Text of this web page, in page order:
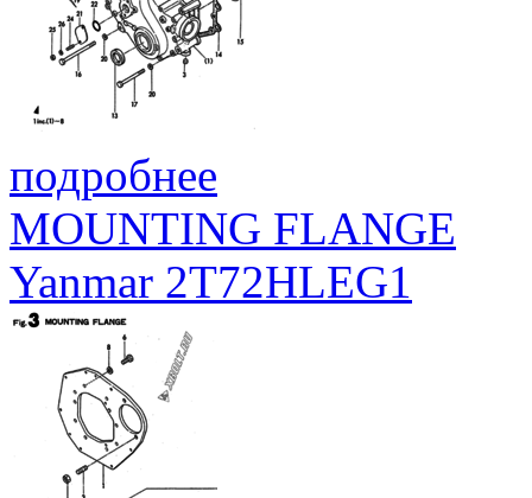
22117-060000 ШАЙБА, 6
WASHER, 6
22217-060000 ПРУЖИННАЯ ШАЙБА 6
WASHER, SPRING 6
подробнее
MOUNTING FLANGE
Yanmar 2T72HLEG1